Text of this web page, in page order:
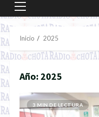
Menú
principal
Inicio 2025
Año: 2025
3 MIN DE LECTURA